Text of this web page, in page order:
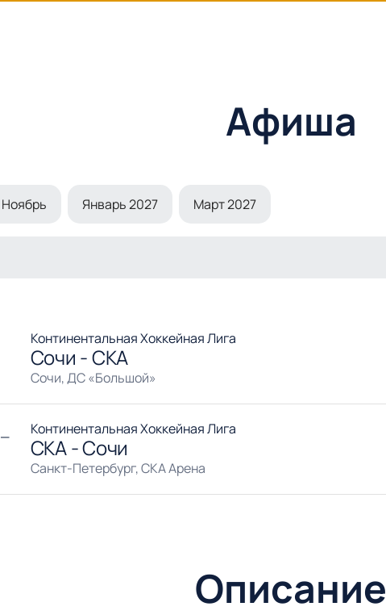
Афиша
Ноябрь Январь 2027 Март 2027
Континентальная Хоккейная Лига
Сочи - СКА
Сочи, ДС «Большой»
— Континентальная Хоккейная Лига
СКА - Сочи
Санкт-Петербург, СКА Арена
Описание